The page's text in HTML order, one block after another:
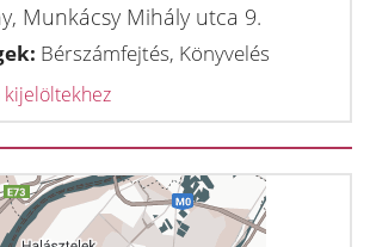
, Munkácsy Mihály utca 9.
Bérszámfejtés, Könyvelés
kijelöltekhez